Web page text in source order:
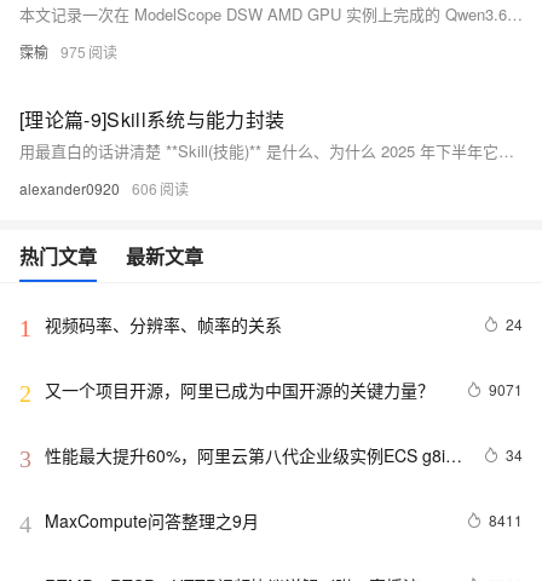
本文记录一次在 ModelScope DSW AMD GPU 实例上完成的 Qwen3.6-27B-FP8 推理实践。实验重点不是单纯证明模型可以启动，而是围绕 vLLM ROCm 服务、Qwen MTP 投机解码、near-8K 长上下文正确性验证、FP8 KV cache 和小并发 serving 压测，整理一套可复现、可复查、可继续扩展的 AMD GPU 大模型推理 baseline。
霂榆 975
[理论篇-9]Skill系统与能力封装
用最直白的话讲清楚 **Skill(技能)** 是什么、为什么 2025 年下半年它从一个小众概念变成了 AI 行业的新基建,以及它会怎么改变你和 AI 的相处方式——不管你是开发者、产品经理、运营、还是只想让 AI 多帮自己干点活的普通用户。
alexander0920 606
热门文章 最新文章
1 视频码率、分辨率、帧率的关系 24
2 又一个项目开源，阿里已成为中国开源的关键力量？ 9071
3 性能最大提升60%，阿里云第八代企业级实例ECS g8i正
34
4 MaxCompute问答整理之9月 8411